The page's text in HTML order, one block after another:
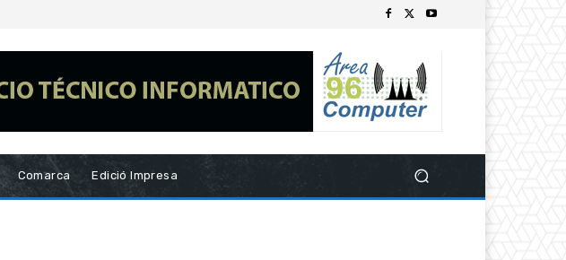
Comarca Edició Impresa